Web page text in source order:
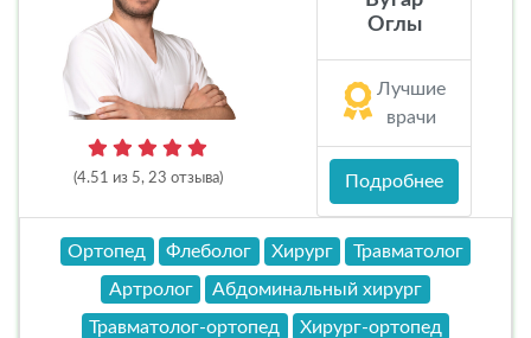
(4.51 из 5, 23 отзыва)
Оглы
Лучшие
врачи
Подробнее
Ортопед Флеболог Хирург
Травматолог
Артролог
Абдоминальный хирург
Травматолог-ортопед
Хирург-ортопед